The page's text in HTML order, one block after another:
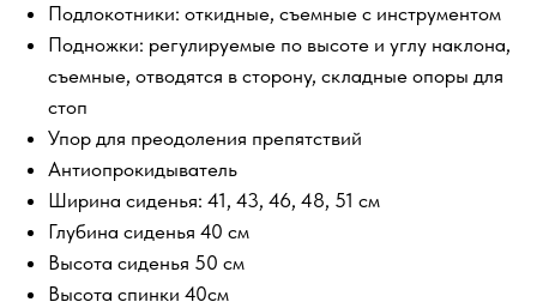
Подлокотники: откидные, съемные с инструментом
Подножки: регулируемые по высоте и углу наклона,
съемные, отводятся в сторону, складные опоры для
стоп
Упор для преодоления препятствий
Антиопрокидыватель
Ширина сиденья: 41, 43, 46, 48, 51 см
Глубина сиденья 40 см
Высота сиденья 50 см
Высота спинки 40см